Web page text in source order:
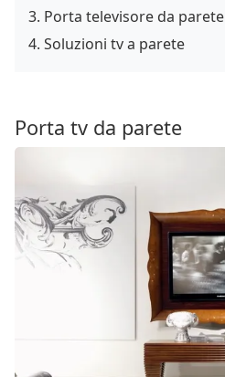
Porta televisore da parete
Soluzioni tv a parete
Porta tv da parete